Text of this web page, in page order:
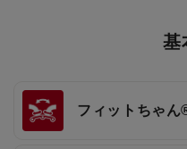
基
フィットちゃん